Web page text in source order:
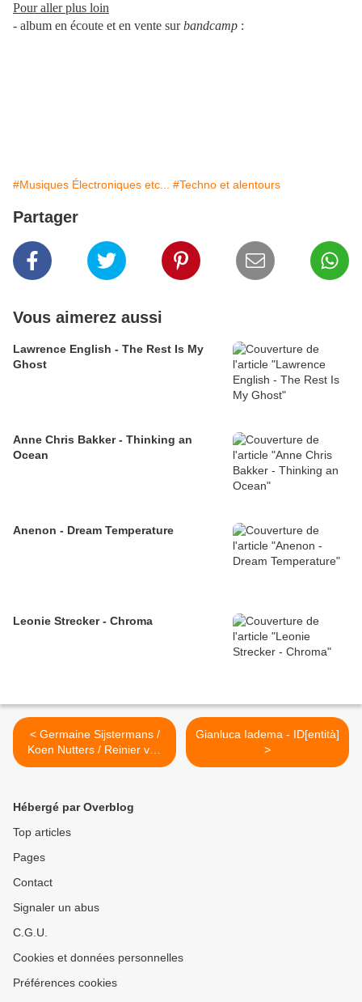
Pour aller plus loin
- album en écoute et en vente surbandcamp :
#Musiques Électroniques etc... #Techno et alentours
Partager
Vous aimerez aussi
Lawrence English - The Rest Is My
Ghost
Anne Chris Bakker - Thinking an
Ocean
Anenon - Dream Temperature
Leonie Strecker - Chroma
< Germaine Sijstermans /
Koen Nutters / Reinier van
Houdt - Circles, Reeds, and
Gianluca Iadema - ID[entità]
>
Hébergé par Overblog
Top articles
Pages
Contact
Signaler un abus
C.G.U.
Cookies et données personnelles
Préférences cookies